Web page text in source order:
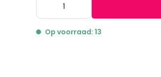
Op voorraad: 13